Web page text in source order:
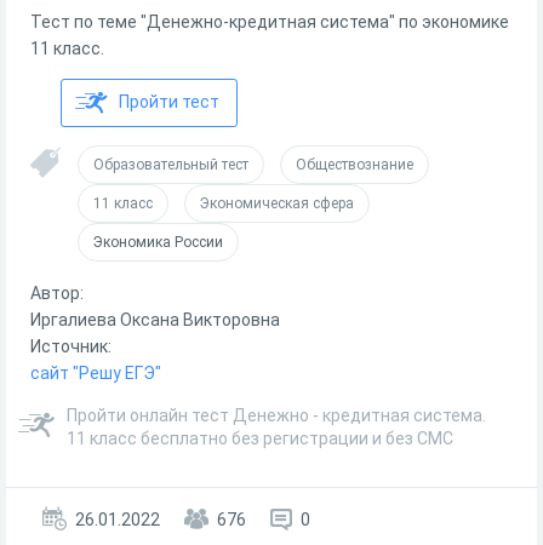
Тест по теме "Денежно-кредитная система" по экономике
11 класс.
Пройти тест
Образовательный тест Обществознание
11 класс Экономическая сфера
Экономика России
Автор:
Иргалиева Оксана Викторовна
Источник:
сайт "Решу ЕГЭ"
Пройти онлайн тест Денежно - кредитная система.
11 класс бесплатно без регистрации и без СМС
26.01.2022 676 0